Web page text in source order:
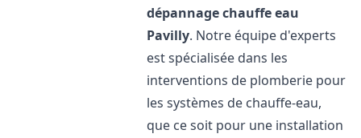
dépannage chauffe eau
Pavilly. Notre équipe d'experts
est spécialisée dans les
interventions de plomberie pour
les systèmes de chauffe-eau,
que ce soit pour une installation